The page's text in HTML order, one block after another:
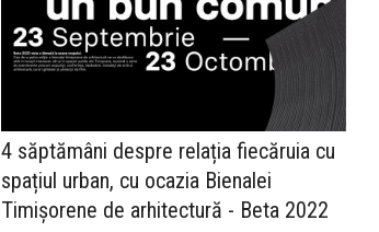
4 săptămâni despre relația fiecăruia cu
spațiul urban, cu ocazia Bienalei
Timișorene de arhitectură - Beta 2022